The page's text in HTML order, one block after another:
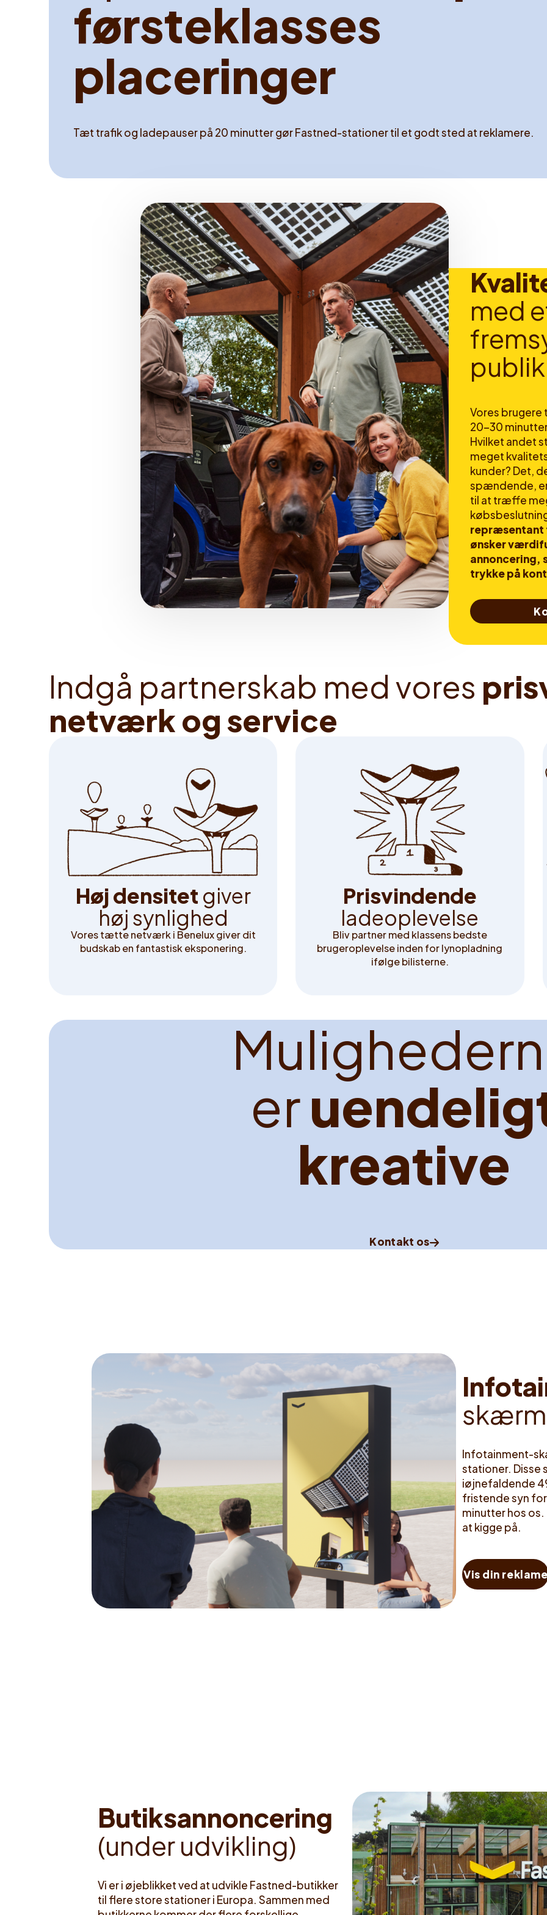
førsteklasses
placeringer
Tæt trafik og ladepauser på­ 20 minutter gør Fastned-stationer til et godt sted at reklamere.
Kvalit
med e
frems
publik
Vores brugere
20-30
Hvilket andet
meget
kunder? Det,
spændende,
til at træffe
repræsentant
ønsker
annoncering,
trykke på
Indgå partnerskab med vores pris
netværkogservice
Højdensitet giver
høj synlighed
Vores tætte netværk i Benelux giver dit
budskab en fantastisk eksponering.
Prisvindende
ladeoplevelse
Bliv partner med klassens bedste
brugeroplevelse inden for lynopladning
ifølge bilisterne.
Mulighedern
eruendelig
kreative
Kontakt os
Infotai
skærm
Infotainment-
stationer. Disse
iøjnefaldende
fristende syn
minutter hos
at kigge på.
Vis din
Butiksannoncering
(underudvikling)
Vi er i øjeblikket ved at udvikle Fastned-butikker
til flere store stationer i Europa. Sammen med